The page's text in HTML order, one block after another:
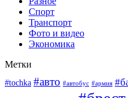
Спорт
Транспорт
Фото и видео
Экономика
Метки
#tochka #авто #автобус #армия